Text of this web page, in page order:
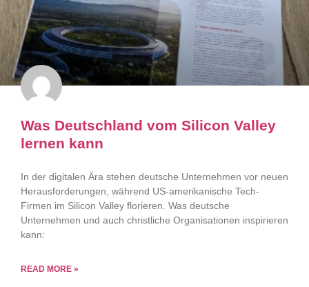
Was Deutschland vom Silicon Valley
lernen kann
In der digitalen Ära stehen deutsche Unternehmen vor neuen
Herausforderungen, während US-amerikanische Tech-
Firmen im Silicon Valley florieren. Was deutsche
Unternehmen und auch christliche Organisationen inspirieren
kann:
READ MORE »